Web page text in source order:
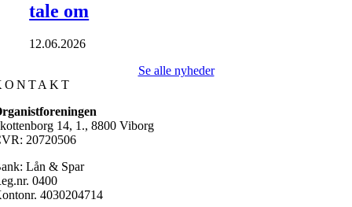
tale om
12.06.2026
Se alle nyheder
14, 1., 8800 Viborg
20720506
Lån & Spar
0400
4030204714